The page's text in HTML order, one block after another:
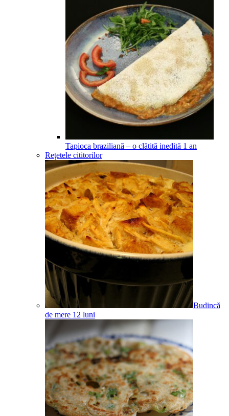
Tapioca braziliană – o clătită inedită 1 an
Rețetele cititorilor
Budincă
de mere 12 luni